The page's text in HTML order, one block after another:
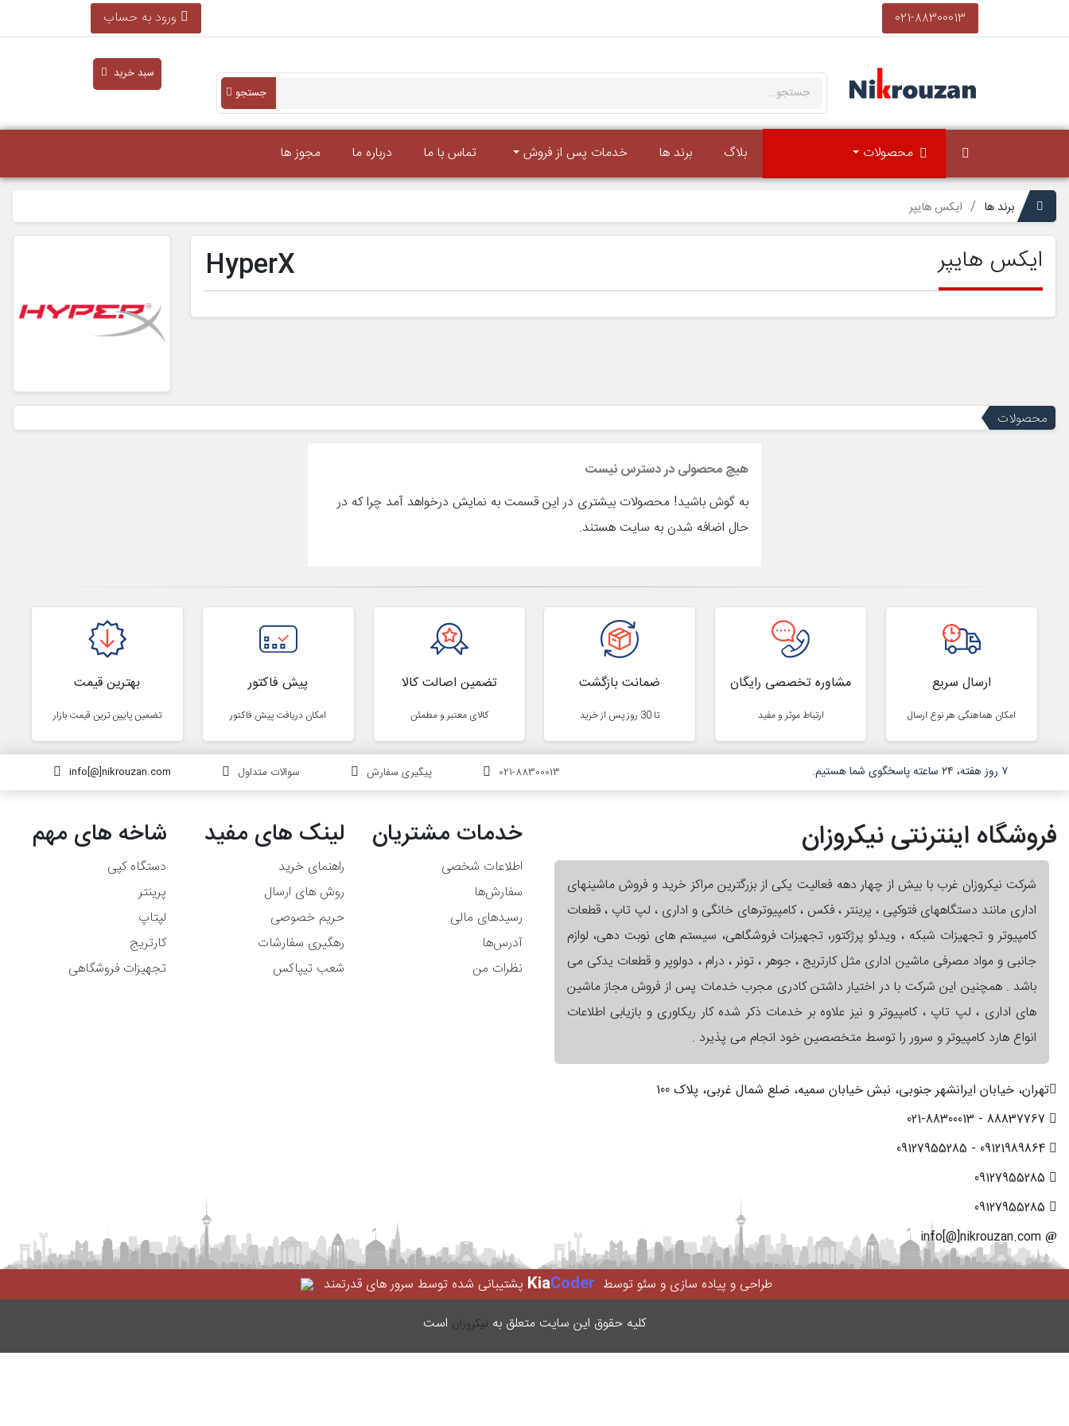
021-88300013 ورود به حساب
جستجو
سبد خرید
محصولات بلاگ برند ها خدمات پس از فروش تماس با ما درباره ما مجوز ها
برند ها ایکس هایپر
ایکس هایپر HyperX
محصولات
هیچ محصولی در دسترس نیست
به گوش باشید! محصولات بیشتری در این قسمت به نمایش درخواهد آمد چرا که در
حال اضافه شدن به سایت هستند.
ارسال سریع
امکان هماهنگی هر نوع ارسال
مشاوره تخصصی رایگان
ارتباط موثر و مفید
ضمانت بازگشت
تا 30 روز پس از خرید
تضمین اصالت کالا
کالای معتبر و مطمئن
پیش فاکتور
امکان دریافت پیش فاکتور
بهترین قیمت
تضمین پایین ترین قیمت بازار
۷ روز هفته، ۲۴ ساعته پاسخگوی شما هستیم. info[@]nikrouzan.com سوالات متداول پیگیری سفارش 021-88300013
فروشگاه اینترنتی نیکروزان
شرکت نیکروزان غرب با بیش از چهار دهه فعالیت یکی از بزرگترین مراکز خرید و فروش ماشینهای
اداری مانند دستگاههای فتوکپی ، پرینتر ، فکس ، کامپیوترهای خانگی و اداری ، لپ تاپ ، قطعات
کامپیوتر و تجهیزات شبکه ، ویدئو پرژکتور، تجهیزات فروشگاهی، سیستم های نوبت دهی، لوازم
جانبی و مواد مصرفی ماشین اداری مثل کارتریج ، جوهر ، تونر ، درام ، دولوپر و قطعات یدکی می
باشد . همچنین این شرکت با در اختیار داشتن کادری مجرب خدمات پس از فروش مجاز ماشین
های اداری ، لپ تاپ ، کامپیوتر و نیز علاوه بر خدمات ذکر شده کار ریکاوری و بازیابی اطلاعات
انواع هارد کامپیوتر و سرور را توسط متخصصین خود انجام می پذیرد .
خدمات مشتریان
اطلاعات شخصی
سفارش‌ها
رسیدهای مالی
آدرس‌ها
نظرات من
لینک های مفید
راهنمای خرید
روش های ارسال
حریم خصوصی
رهگیری سفارشات
شعب تیپاکس
شاخه های مهم
دستگاه کپی
پرینتر
لپتاپ
کارتریج
تجهیزات فروشگاهی
تهران، خیابان ایرانشهر جنوبی، نبش خیابان سمیه، ضلع شمال غربی، پلاک 100
طراحی و پیاده سازی و سئو توسط KiaCoder
پشتیبانی شده توسط سرور های قدرتمند
کليه حقوق اين سایت متعلق به نیکروزان است